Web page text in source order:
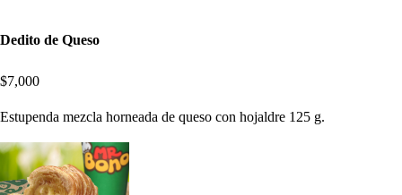
Dedito de Queso
$7,000
Estupenda mezcla horneada de queso con hojaldre 125 g.